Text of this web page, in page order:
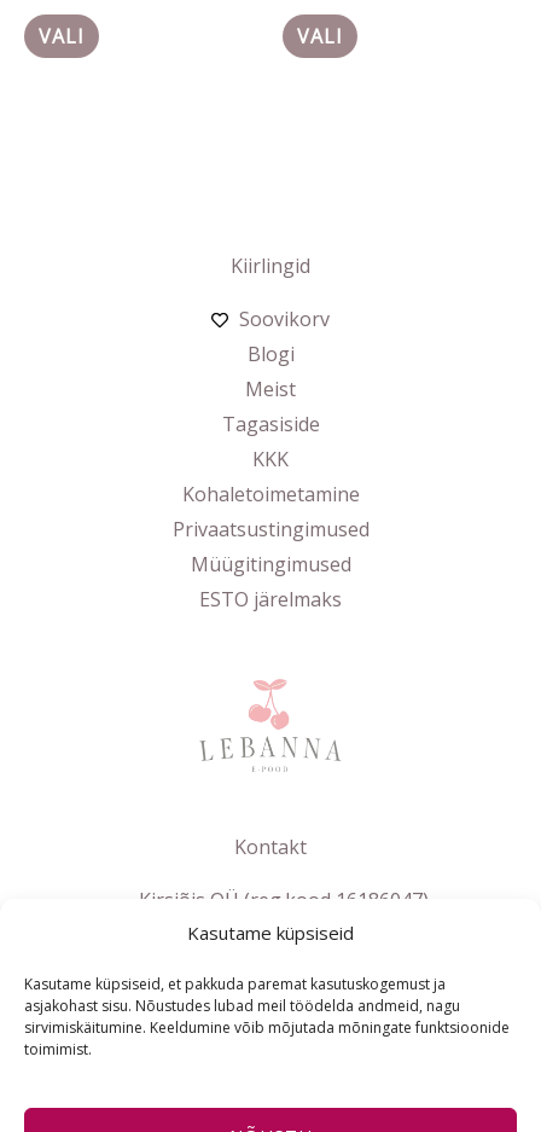
Kasutame küpsiseid
Kasutame küpsiseid, et pakkuda paremat kasutuskogemust ja
asjakohast sisu. Nõustudes lubad meil töödelda andmeid, nagu
sirvimiskäitumine. Keeldumine võib mõjutada mõningate funktsioonide
toimimist.
VALI VALI
Kontakt
Kirsiõis OÜ (reg.kood 16186047)
info@lebanna.ee
KMKR EE102658392
Kiirlingid
Soovikorv
Blogi
Meist
Tagasiside
KKK
Kohaletoimetamine
Privaatsustingimused
Müügitingimused
ESTO järelmaks
ET